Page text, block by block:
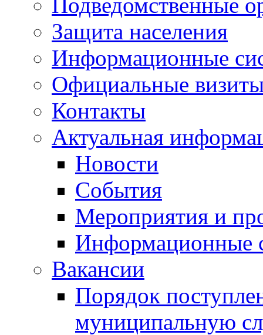
Защита населения
Информационные
Официальные
Контакты
Актуальная
Новости
События
Мероприятия и
Информационные
Вакансии
Порядок
муниципальную